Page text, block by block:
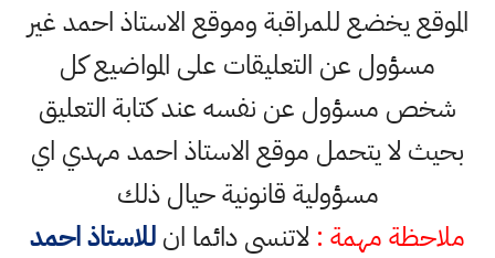
الموقع يخضع للمراقبة وموقع الاستاذ احمد غير
مسؤول عن التعليقات على المواضيع كل
شخص مسؤول عن نفسه عند كتابة التعليق
بحيث لا يتحمل موقع الاستاذ احمد مهدي اي
مسؤولية قانونية حيال ذلك
ملاحظة مهمة : لاتنسى دائما انللاستاذ احمد